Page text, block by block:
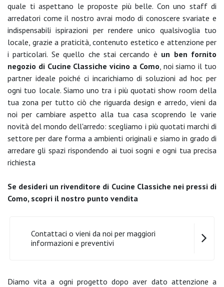
quale ti aspettano le proposte più belle. Con uno staff di
arredatori come il nostro avrai modo di conoscere svariate e
indispensabili ispirazioni per rendere unico qualsivoglia tuo
locale, grazie a praticità, contenuto estetico e attenzione per
i particolari. Se quello che stai cercando è un ben fornito
negozio di Cucine Classiche vicino a Como , noi siamo il tuo
partner ideale poiché ci incarichiamo di soluzioni ad hoc per
ogni tuo locale. Siamo uno tra i più quotati show room della
tua zona per tutto ciò che riguarda design e arredo, vieni da
noi per cambiare aspetto alla tua casa scoprendo le varie
novità del mondo dell'arredo: scegliamo i più quotati marchi di
settore per dare forma a ambienti originali e siamo in grado di
arredare gli spazi rispondendo ai tuoi sogni e ogni tua precisa
richiesta
Se desideri un rivenditore di Cucine Classiche nei pressi di
Como, scopri il nostro punto vendita
Contattaci o vieni da noi per maggiori
informazioni e preventivi
Diamo vita a ogni progetto dopo aver dato attenzione a